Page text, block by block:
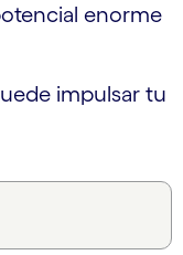
enorme
impulsar tu